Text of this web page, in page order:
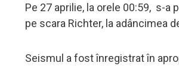
Pe 27 aprilie, la orele 00:59, s-a
pe scara Richter, la adâncimea
Seismul a fost înregistrat în